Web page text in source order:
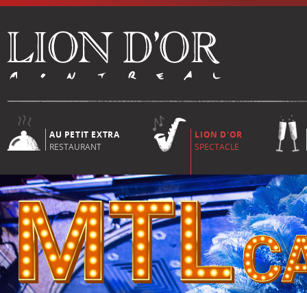
AU PETIT EXTRA
RESTAURANT
LION D'OR
SPECTACLE